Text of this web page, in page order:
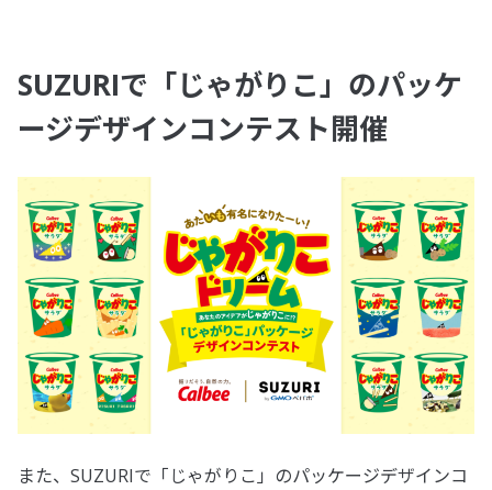
SUZURIで「じゃがりこ」のパッケ
ージデザインコンテスト開催
また、SUZURIで「じゃがりこ」のパッケージデザインコ